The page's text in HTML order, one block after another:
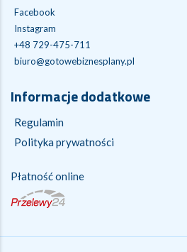
Facebook
Instagram
+48 729-475-711
biuro@gotowebiznesplany.pl
Informacje dodatkowe
Regulamin
Polityka prywatności
Płatność online